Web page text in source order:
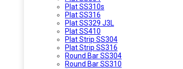
Plat SS310s
Plat SS316
Plat SS329 J3L
Plat SS410
Plat Strip SS304
Plat Strip SS316
Round Bar SS304
Round Bar SS310